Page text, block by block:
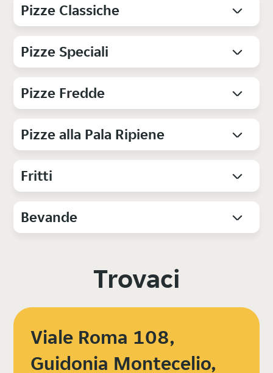
Pizze Classiche
Pizze Speciali
Pizze Fredde
Pizze alla Pala Ripiene
Fritti
Bevande
Trovaci
Viale Roma 108,
Guidonia Montecelio,